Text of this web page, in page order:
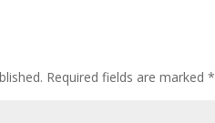
Required fields are marked*